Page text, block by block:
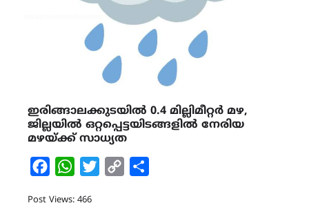
ഇരിങ്ങാലക്കുടയിൽ 0.4 മില്ലിമീറ്റർ മഴ,
ജില്ലയിൽ ഒറ്റപ്പെട്ടയിടങ്ങളിൽ നേരിയ
മഴയ്ക്ക് സാധ്യത
FacebookWhatsAppTwitterCopy
Post Views: 466